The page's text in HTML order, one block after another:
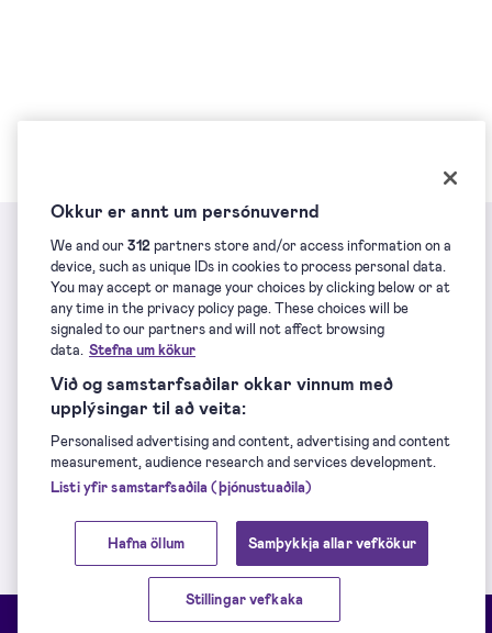
Tilbúin að byrja?
Nú þegar Dokobit notandi?Innskrá.
Byrjaðu núna - það er frítt
Hvers vegna Dokobit?
Okkur er annt um persónuvernd
We and our312partners store and/or access information on a
device, such as unique IDs in cookies to process personal data.
You may accept or manage your choices by clicking below or at
any time in the privacy policy page. These choices will be
signaled to our partners and will not affect browsing
data. Stefna um kökur
Við og samstarfsaðilar okkar vinnum með
upplýsingar til að veita:
Personalised advertising and content, advertising and content
measurement, audience research and services development.
Listi yfir samstarfsaðila (þjónustuaðila)
Hafna öllum Samþykkja allar vefkökur
Stillingar vefkaka